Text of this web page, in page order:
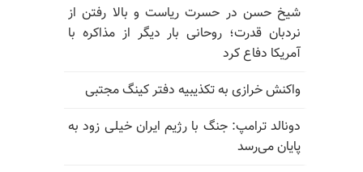
شیخ حسن در حسرت ریاست و بالا رفتن از
نردبان قدرت؛ روحانی بار دیگر از مذاکره با
آمریکا دفاع کرد
واکنش خرازی به تکذیبیه دفتر کینگ مجتبی
دونالد ترامپ: جنگ با رژیم ایران خیلی زود به
پایان می‌رسد